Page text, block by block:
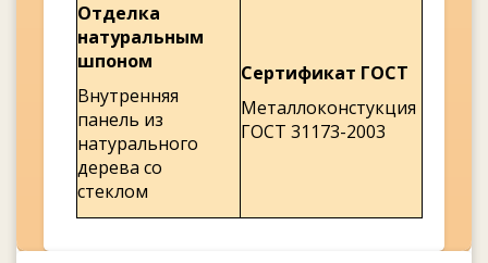
Отделка
натуральным
шпоном
Внутренняя
панель из
натурального
дерева со
стеклом
Сертификат ГОСТ
Металлоконстукция
ГОСТ 31173-2003